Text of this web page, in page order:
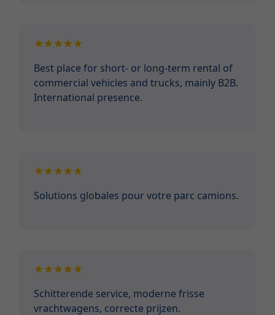
Best place for short- or long-term rental of
commercial vehicles and trucks, mainly B2B.
International presence.
Solutions globales pour votre parc camions.
Schitterende service, moderne frisse
vrachtwagens, correcte prijzen.